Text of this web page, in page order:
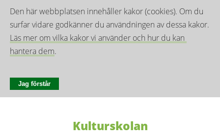
Den här webbplatsen innehåller kakor (cookies). Om du
Läs mer om vilka kakor vi använder och hur du kan
hantera dem.
Jag förstår
Kulturskolan